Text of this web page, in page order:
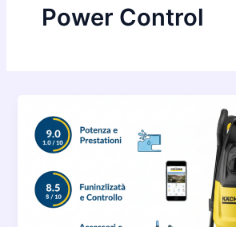
Power Control